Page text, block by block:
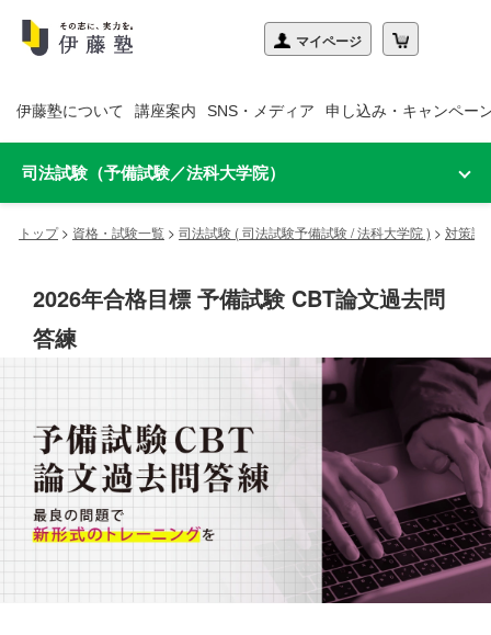
伊藤塾について 講座案内 SNS・メディア 申し込み・キャンペー
司法試験（予備試験／法科大学院）
トップ> 資格・試験一覧 > 司法試験 ( 司法試験予備試験 / 法科大学院 ) > 対策講
2026年合格目標 予備試験 CBT論文過去問
答練